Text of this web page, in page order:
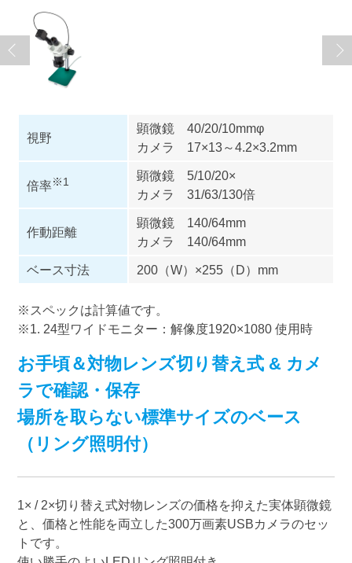
視野
顕微鏡 40/20/10mmφ
カメラ 17×13～4.2×3.2mm
倍率※1
顕微鏡 5/10/20×
カメラ 31/63/130倍
作動距離
顕微鏡 140/64mm
カメラ 140/64mm
ベース寸法
200（W）×255（D）mm
※スペックは計算値です。
※1. 24型ワイドモニター：解像度1920×1080 使用時
お手頃＆対物レンズ切り替え式 & カメ
ラで確認・保存
場所を取らない標準サイズのベース
（リング照明付）
1× / 2×切り替え式対物レンズの価格を抑えた実体顕微鏡
と、価格と性能を両立した300万画素USBカメラのセッ
トです。